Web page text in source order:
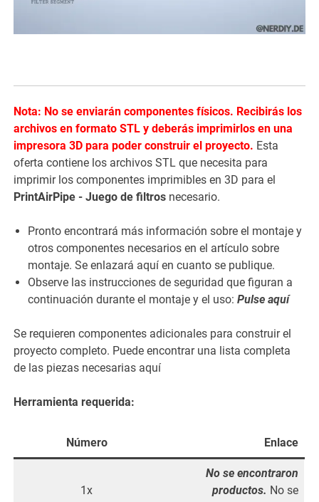
Nota: No se enviarán componentes físicos. Recibirás los
archivos en formato STL y deberás imprimirlos en una
impresora 3D para poder construir el proyecto. Esta
oferta contiene los archivos STL que necesita para
imprimir los componentes imprimibles en 3D para el
PrintAirPipe - Juego de filtros necesario.
Pronto encontrará más información sobre el montaje y
otros componentes necesarios en el artículo sobre
montaje. Se enlazará aquí en cuanto se publique.
Observe las instrucciones de seguridad que figuran a
continuación durante el montaje y el uso:Pulse aquí
Se requieren componentes adicionales para construir el
proyecto completo. Puede encontrar una lista completa
de las piezas necesarias aquí
Herramienta requerida:
Número Enlace
1x
No se encontraron
productos. No se